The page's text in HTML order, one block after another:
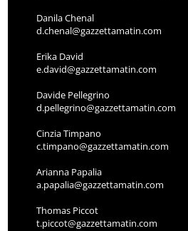
Danila Chenal
d.chenal@gazzettamatin.com
Erika David
e.david@gazzettamatin.com
Davide Pellegrino
d.pellegrino@gazzettamatin.com
Cinzia Timpano
c.timpano@gazzettamatin.com
Arianna Papalia
a.papalia@gazzettamatin.com
Thomas Piccot
t.piccot@gazzettamatin.com